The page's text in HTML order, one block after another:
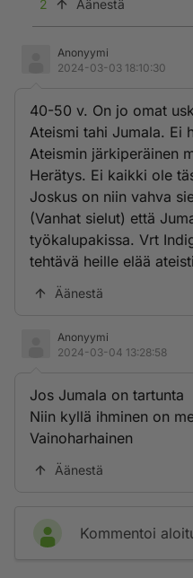
2 Äänestä
Anonyymi
2024-03-03 18:10:30
40-50 v. On jo omat
Ateismi tahi Jumala. Ei
Ateismin järkiperäinen
Herätys. Ei kaikki ole
Joskus on niin vahva
(Vanhat sielut) että
työkalupakissa. Vrt
tehtävä heille elää
Äänestä
Anonyymi
2024-03-04 13:28:58
Jos Jumala on tartunta
Niin kyllä ihminen on
Vainoharhainen
Äänestä
Kommentoi